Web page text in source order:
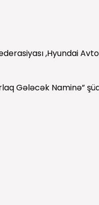
,Hyundai
Gələcək Naminə”